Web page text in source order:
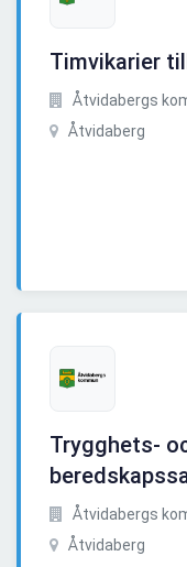
Timvikarier
Åtvidabergs
Åtvidaberg
Trygghets-
Åtvidabergs
Åtvidaberg